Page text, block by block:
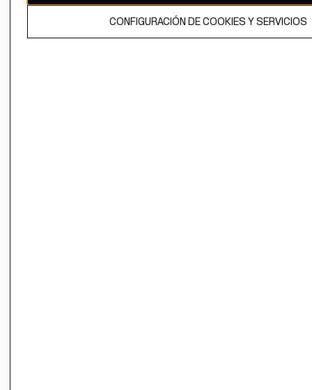
CAMBIAR REGIÓN
CONFIGURACIÓN DE COOKIES Y SERVICIOS